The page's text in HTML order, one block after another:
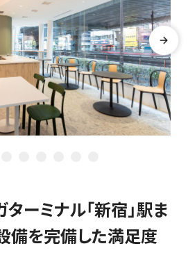
ーミナル「新宿」駅ま
備を完備した満足度